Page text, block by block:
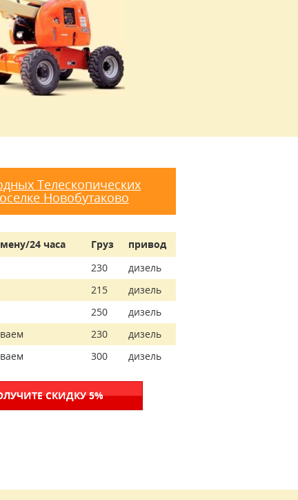
Телескопических
Новобутаково
24 часа Груз
привод
230
дизель
215
дизель
250
дизель
230
дизель
300 дизель
СКИДКУ 5%